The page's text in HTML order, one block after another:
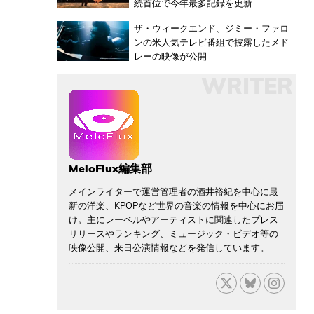
続首位で今年最多記録を更新
ザ・ウィークエンド、ジミー・ファロ
ンの米人気テレビ番組で披露したメド
レーの映像が公開
MeloFlux編集部
メインライターで運営管理者の酒井裕紀を中心に最
新の洋楽、KPOPなど世界の音楽の情報を中心にお届
け。主にレーベルやアーティストに関連したプレス
リリースやランキング、ミュージック・ビデオ等の
映像公開、来日公演情報などを発信しています。